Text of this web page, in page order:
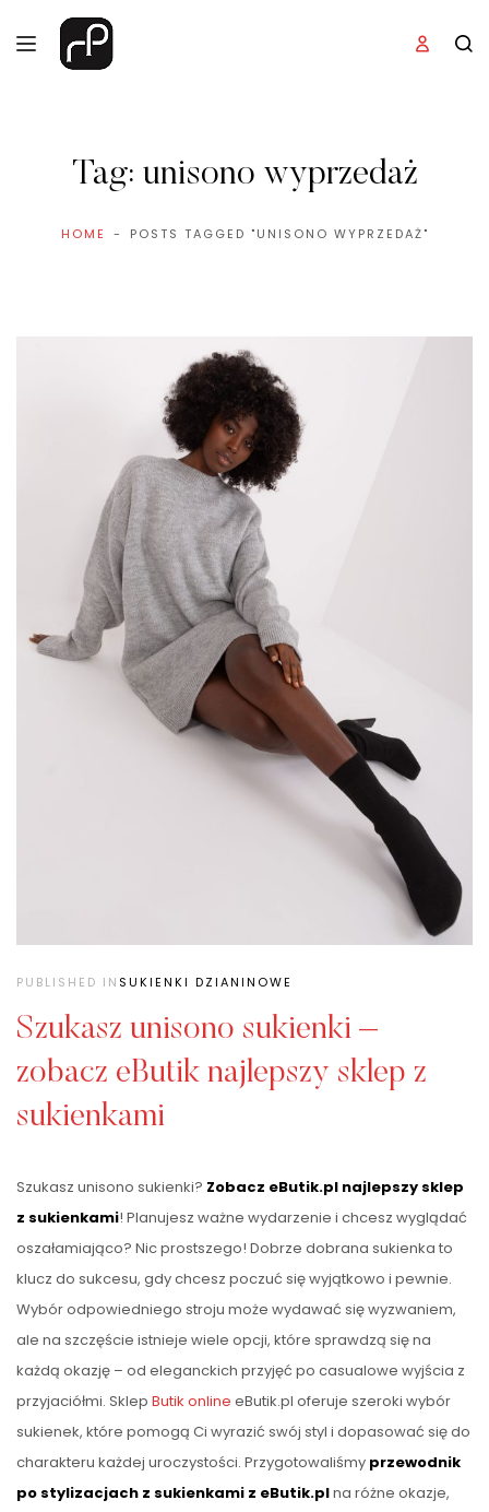
Tag: unisono wyprzedaż
HOME POSTS TAGGED "UNISONO WYPRZEDAŻ"
PUBLISHED IN SUKIENKI DZIANINOWE
Szukasz unisono sukienki –
zobacz eButik najlepszy sklep z
sukienkami
Szukasz unisono sukienki? Zobacz eButik.pl najlepszy sklep
z sukienkami! Planujesz ważne wydarzenie i chcesz wyglądać
oszałamiająco? Nic prostszego! Dobrze dobrana sukienka to
klucz do sukcesu, gdy chcesz poczuć się wyjątkowo i pewnie.
Wybór odpowiedniego stroju może wydawać się wyzwaniem,
ale na szczęście istnieje wiele opcji, które sprawdzą się na
każdą okazję – od eleganckich przyjęć po casualowe wyjścia z
przyjaciółmi. Sklep Butik online eButik.pl oferuje szeroki wybór
sukienek, które pomogą Ci wyrazić swój styl i dopasować się do
charakteru każdej uroczystości. Przygotowaliśmy przewodnik
po stylizacjach z sukienkami z eButik.plna różne okazje,